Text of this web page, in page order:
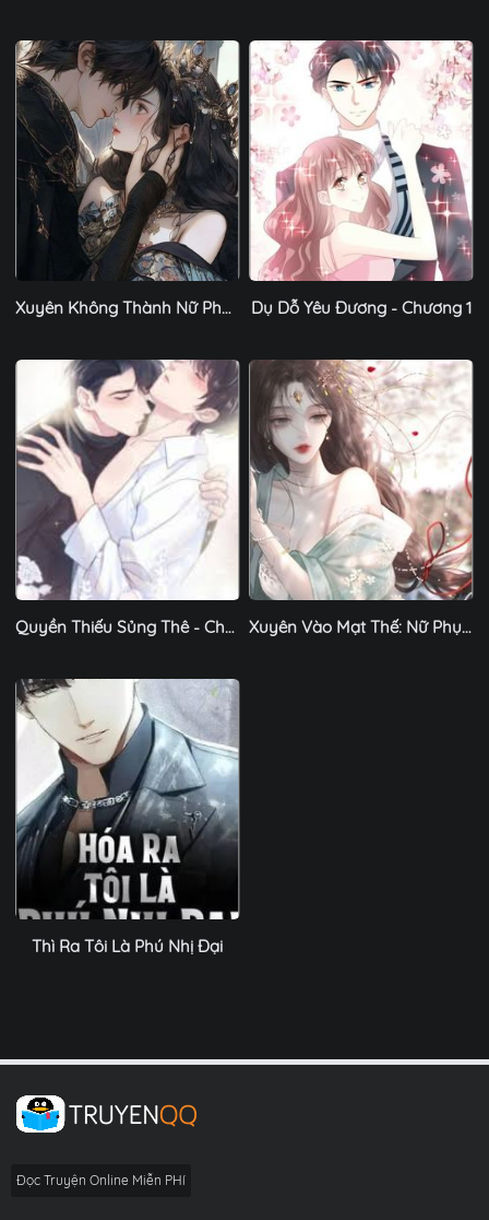
Xuyên Không Thành Nữ Phụ Ác Độc - Chương 1 Dụ Dỗ Yêu Đương - Chương 1
Quyền Thiếu Sủng Thê - Chương 1 Xuyên Vào Mạt Thế: Nữ Phụ Trà Xanh Giả Đáng Thương - Chương 1
Thì Ra Tôi Là Phú Nhị Đại
Đọc Truyện Online Miễn PHí